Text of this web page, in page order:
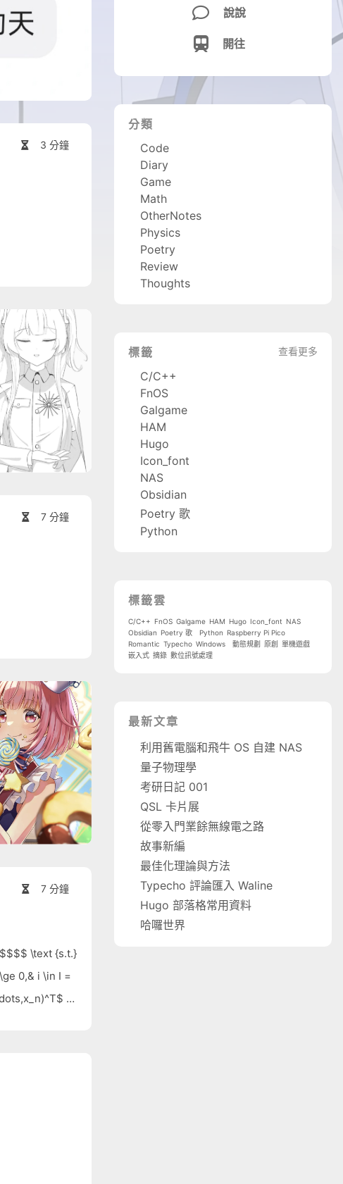
 說說
 開往
分類
Code
Diary
Game
Math
OtherNotes
Physics
Poetry
Review
Thoughts
標籤 查看更多
C/C++
FnOS
Galgame
HAM
Hugo
Icon_font
NAS
Obsidian
Poetry 歌
Python
標籤雲
C/C++ FnOS Galgame HAM Hugo Icon_font NAS
Obsidian Poetry 歌 Python Raspberry Pi Pico
Romantic Typecho Windows 動態規劃 原創
單機遊戲
嵌入式 摘錄 數位訊號處理
最新文章
利用舊電腦和飛牛 OS 自建 NAS
量子物理學
考研日記 001
QSL 卡片展
從零入門業餘無線電之路
故事新編
最佳化理論與方法
Typecho 評論匯入 Waline
Hugo 部落格常用資料
哈囉世界
3 分鐘
7 分鐘
7 分鐘
\text {s.t.}
0,& i \in I =
稱